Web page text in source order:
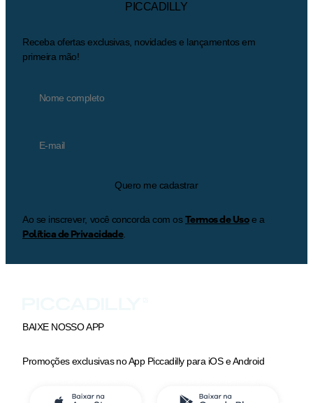
PICCADILLY
Receba ofertas exclusivas, novidades e lançamentos em
primeira mão!
Quero me cadastrar
Ao se inscrever, você concorda com osTermos de Usoe a
Política de Privacidade.
BAIXE NOSSO APP
Promoções exclusivas no App Piccadilly para iOS e Android